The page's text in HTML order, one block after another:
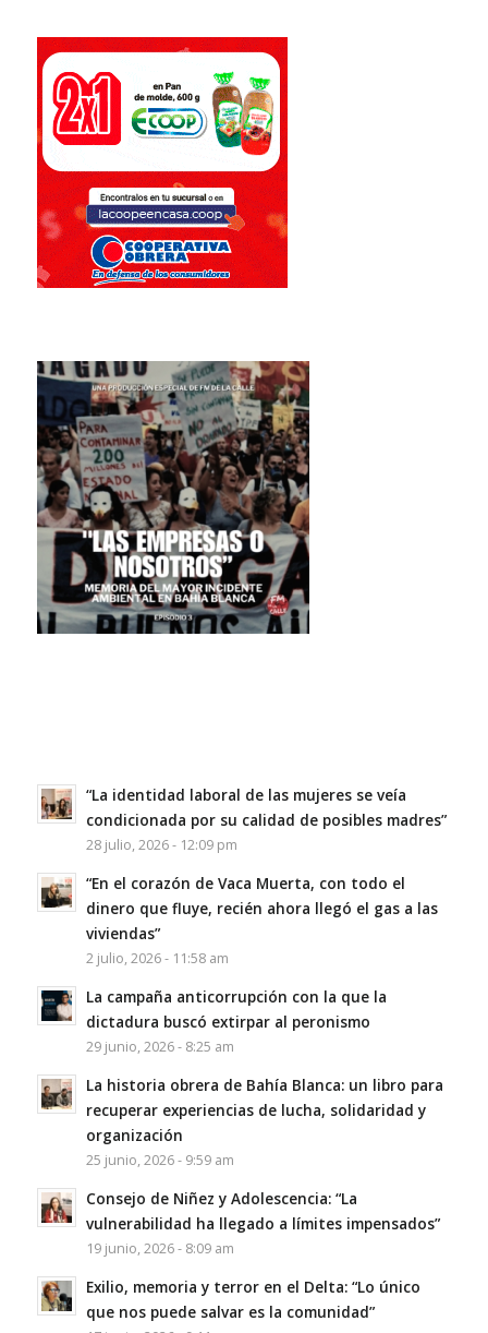
“La identidad laboral de las mujeres se veía
condicionada por su calidad de posibles madres”
28 julio, 2026 - 12:09 pm
“En el corazón de Vaca Muerta, con todo el
dinero que fluye, recién ahora llegó el gas a las
viviendas”
2 julio, 2026 - 11:58 am
La campaña anticorrupción con la que la
dictadura buscó extirpar al peronismo
29 junio, 2026 - 8:25 am
La historia obrera de Bahía Blanca: un libro para
recuperar experiencias de lucha, solidaridad y
organización
25 junio, 2026 - 9:59 am
Consejo de Niñez y Adolescencia: “La
vulnerabilidad ha llegado a límites impensados”
19 junio, 2026 - 8:09 am
Exilio, memoria y terror en el Delta: “Lo único
que nos puede salvar es la comunidad”